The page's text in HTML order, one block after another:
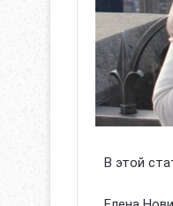
В этой